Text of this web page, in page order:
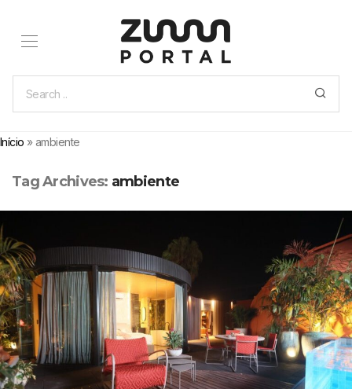
Início »ambiente
Tag Archives: ambiente